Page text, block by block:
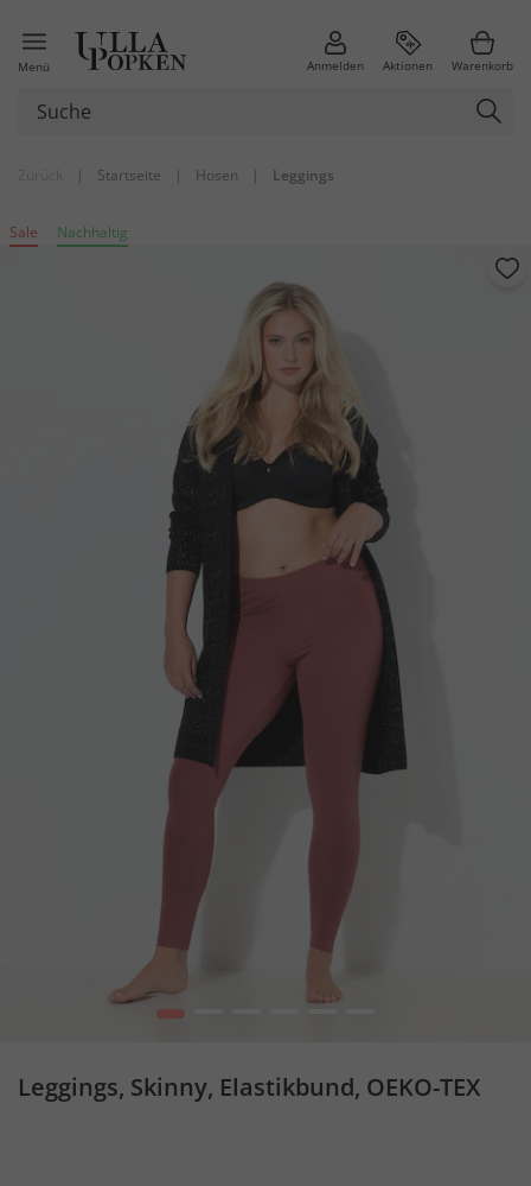
Menü Anmelden Aktionen Warenkorb
| Startseite | Hosen | Leggings
Sale Nachhaltig
1
Leggings, Skinny, Elastikbund, OEKO-TEX